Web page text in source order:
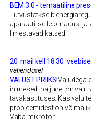
BEM 3.0 - temaatiline
Tutvustatkse
aparaati, selle omadusi ja
Ilmestavad katsed.
20. mail kell 18.30
vahendusel
VALUST PRIIKS!Valudega
inimesed, paljudel on valu
tavakasutuses. Kas valu
probleemidest on
Vaba mikrofon.